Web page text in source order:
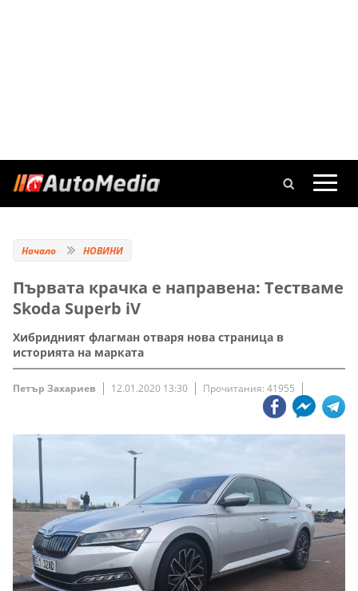
Начало НОВИНИ
Първата крачка е направена: Тестваме
Skoda Superb iV
Хибридният флагман отваря нова страница в
историята на марката
Петър Захариев 12.01.2020 13:30 Прочитания: 41955